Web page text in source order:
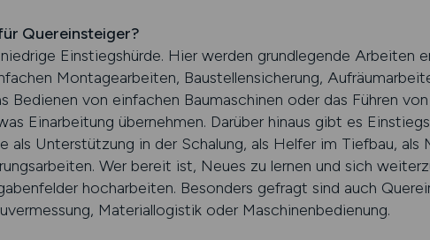
Quereinsteiger?
Einstiegshürde. Hier werden grundlegende Arbeiten
Montagearbeiten, Baustellensicherung,
von einfachen Baumaschinen oder das Führen von
Einarbeitung übernehmen. Darüber hinaus gibt es
als Unterstützung in der Schalung, als Helfer im Tiefbau, als
Wer bereit ist, Neues zu lernen und sich
hocharbeiten. Besonders gefragt sind auch
Materiallogistik oder Maschinenbedienung.